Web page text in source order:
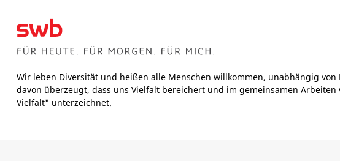
Wir leben Diversität und heißen alle Menschen willkommen, unabhängig
davon überzeugt, dass uns Vielfalt bereichert und im gemeinsamen
Vielfalt" unterzeichnet.